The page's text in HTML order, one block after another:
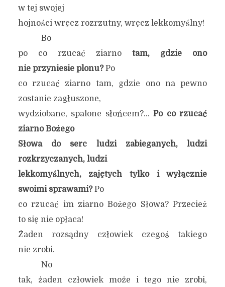
w tej swojej
hojności wręcz rozrzutny, wręcz lekkomyślny!
Bo
po co rzucać ziarnotam, gdzie ono
nie przyniesie plonu?Po
co rzucać ziarno tam, gdzie ono na pewno
zostanie zagłuszone,
wydziobane, spalone słońcem?…Po co rzucać
ziarno Bożego
Słowa do serc ludzi zabieganych, ludzi
rozkrzyczanych, ludzi
lekkomyślnych, zajętych tylko i wyłącznie
swoimi sprawami?Po
co rzucać im ziarno Bożego Słowa? Przecież
to się nie opłaca!
Żaden rozsądny człowiek czegoś takiego
nie zrobi.
No
tak, żaden człowiek może i tego nie zrobi,